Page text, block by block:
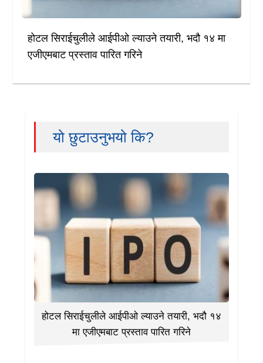
होटल सिराईचुलीले आईपीओ ल्याउने तयारी, भदौ १४ मा
एजीएमबाट प्रस्ताव पारित गरिने
यो छुटाउनुभयो कि?
होटल सिराईचुलीले आईपीओ ल्याउने तयारी, भदौ १४
मा एजीएमबाट प्रस्ताव पारित गरिने